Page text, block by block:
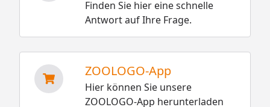
Finden Sie hier eine schnelle
Antwort auf Ihre Frage.
ZOOLOGO-App
Hier können Sie unsere
ZOOLOGO-App herunterladen